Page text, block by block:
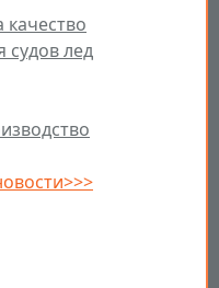
качество
судов лед